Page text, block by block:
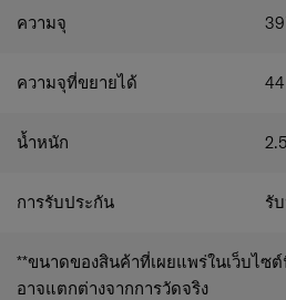
ความจุ 39
ความจุที่ขยายได้ 44
น้ำหนัก 2.5
การรับประกัน รั
**ขนาดของสินค้าที่เผยแพร่ในเว็บไซ
อาจแตกต่างจากการวัดจริง